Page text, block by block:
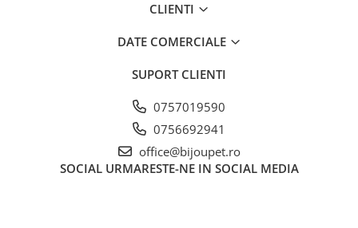
CLIENTI
DATE COMERCIALE
SUPORT CLIENTI
0757019590
0756692941
office@bijoupet.ro
SOCIAL URMARESTE-NE IN SOCIAL MEDIA